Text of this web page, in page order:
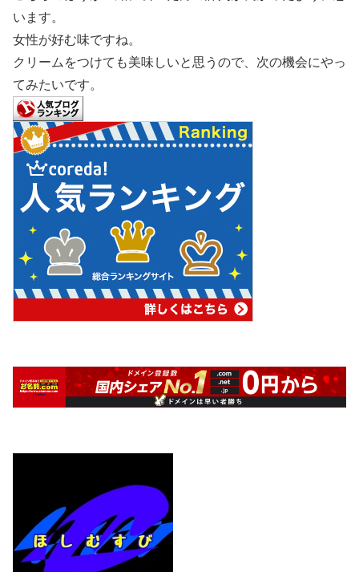
います。
女性が好む味ですね。
クリームをつけても美味しいと思うので、次の機会にやっ
てみたいです。